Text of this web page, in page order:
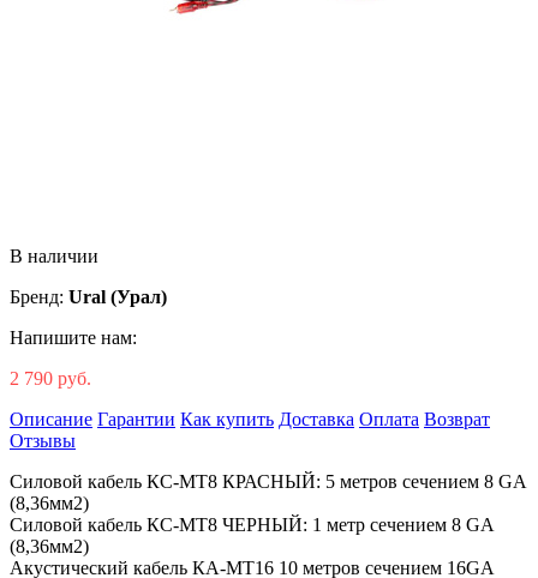
В наличии
Бренд: Ural (Урал)
Напишите нам:
2 790 руб.
Описание Гарантии Как купить Доставка Оплата Возврат
Отзывы
Cиловой кабель КС-МТ8 КРАСНЫЙ: 5 метров сечением 8 GA
(8,36мм2)
Cиловой кабель КС-МТ8 ЧЕРНЫЙ: 1 метр сечением 8 GA
(8,36мм2)
Акустический кабель КА-МТ16 10 метров сечением 16GA